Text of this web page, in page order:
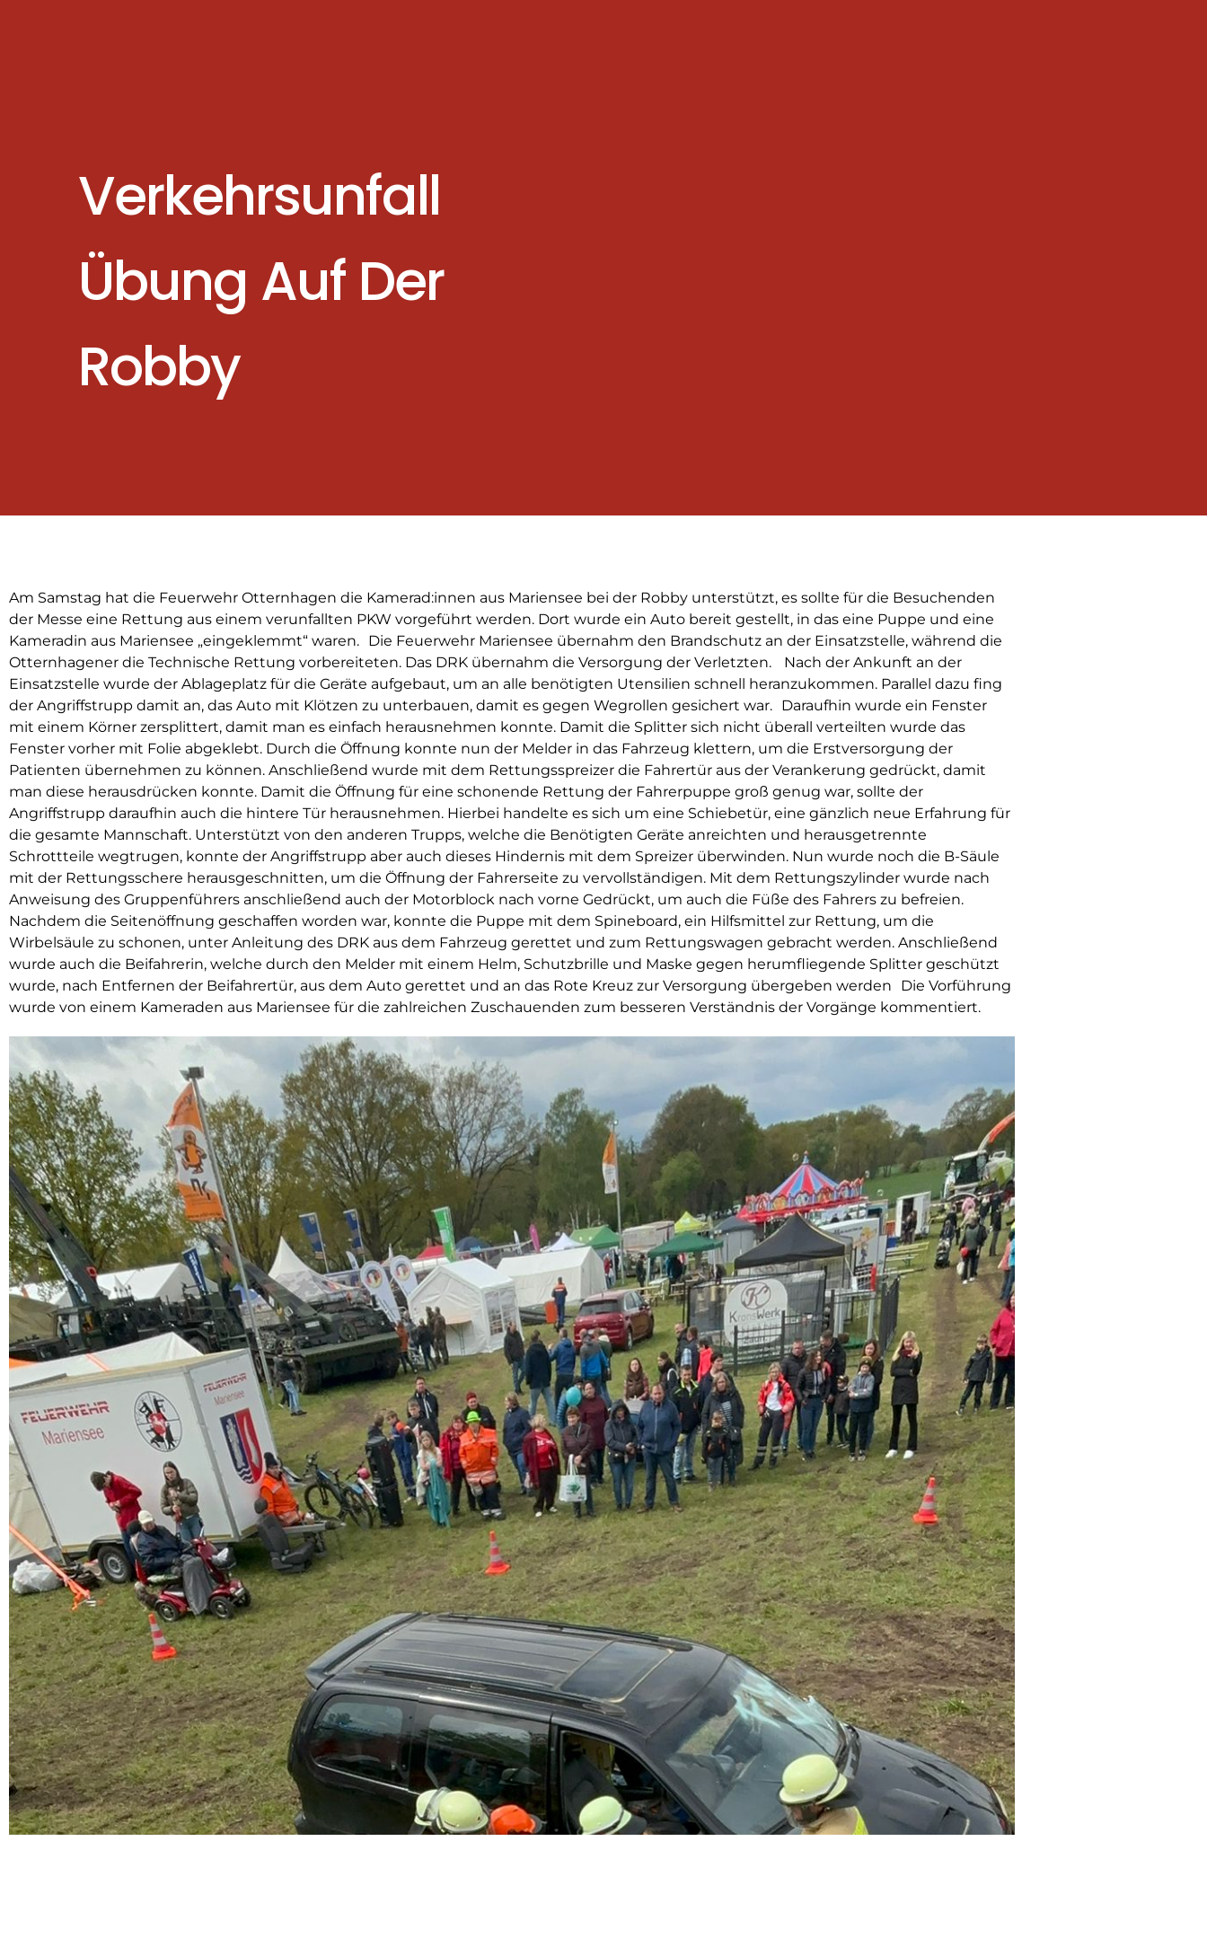
Verkehrsunfall
Übung Auf Der
Robby
Am Samstag hat die Feuerwehr Otternhagen die Kamerad:innen aus Mariensee bei der Robby unterstützt, es sollte für die Besuchenden
der Messe eine Rettung aus einem verunfallten PKW vorgeführt werden. Dort wurde ein Auto bereit gestellt, in das eine Puppe und eine
Kameradin aus Mariensee „eingeklemmt“ waren. Die Feuerwehr Mariensee übernahm den Brandschutz an der Einsatzstelle, während die
Otternhagener die Technische Rettung vorbereiteten. Das DRK übernahm die Versorgung der Verletzten. Nach der Ankunft an der
Einsatzstelle wurde der Ablageplatz für die Geräte aufgebaut, um an alle benötigten Utensilien schnell heranzukommen. Parallel dazu fing
der Angriffstrupp damit an, das Auto mit Klötzen zu unterbauen, damit es gegen Wegrollen gesichert war. Daraufhin wurde ein Fenster
mit einem Körner zersplittert, damit man es einfach herausnehmen konnte. Damit die Splitter sich nicht überall verteilten wurde das
Fenster vorher mit Folie abgeklebt. Durch die Öffnung konnte nun der Melder in das Fahrzeug klettern, um die Erstversorgung der
Patienten übernehmen zu können. Anschließend wurde mit dem Rettungsspreizer die Fahrertür aus der Verankerung gedrückt, damit
man diese herausdrücken konnte. Damit die Öffnung für eine schonende Rettung der Fahrerpuppe groß genug war, sollte der
Angriffstrupp daraufhin auch die hintere Tür herausnehmen. Hierbei handelte es sich um eine Schiebetür, eine gänzlich neue Erfahrung für
die gesamte Mannschaft. Unterstützt von den anderen Trupps, welche die Benötigten Geräte anreichten und herausgetrennte
Schrottteile wegtrugen, konnte der Angriffstrupp aber auch dieses Hindernis mit dem Spreizer überwinden. Nun wurde noch die B-Säule
mit der Rettungsschere herausgeschnitten, um die Öffnung der Fahrerseite zu vervollständigen. Mit dem Rettungszylinder wurde nach
Anweisung des Gruppenführers anschließend auch der Motorblock nach vorne Gedrückt, um auch die Füße des Fahrers zu befreien.
Nachdem die Seitenöffnung geschaffen worden war, konnte die Puppe mit dem Spineboard, ein Hilfsmittel zur Rettung, um die
Wirbelsäule zu schonen, unter Anleitung des DRK aus dem Fahrzeug gerettet und zum Rettungswagen gebracht werden. Anschließend
wurde auch die Beifahrerin, welche durch den Melder mit einem Helm, Schutzbrille und Maske gegen herumfliegende Splitter geschützt
wurde, nach Entfernen der Beifahrertür, aus dem Auto gerettet und an das Rote Kreuz zur Versorgung übergeben werden Die Vorführung
wurde von einem Kameraden aus Mariensee für die zahlreichen Zuschauenden zum besseren Verständnis der Vorgänge kommentiert.